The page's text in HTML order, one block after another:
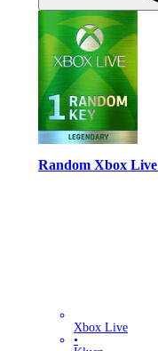
Random Xbox
Xbox Live
•